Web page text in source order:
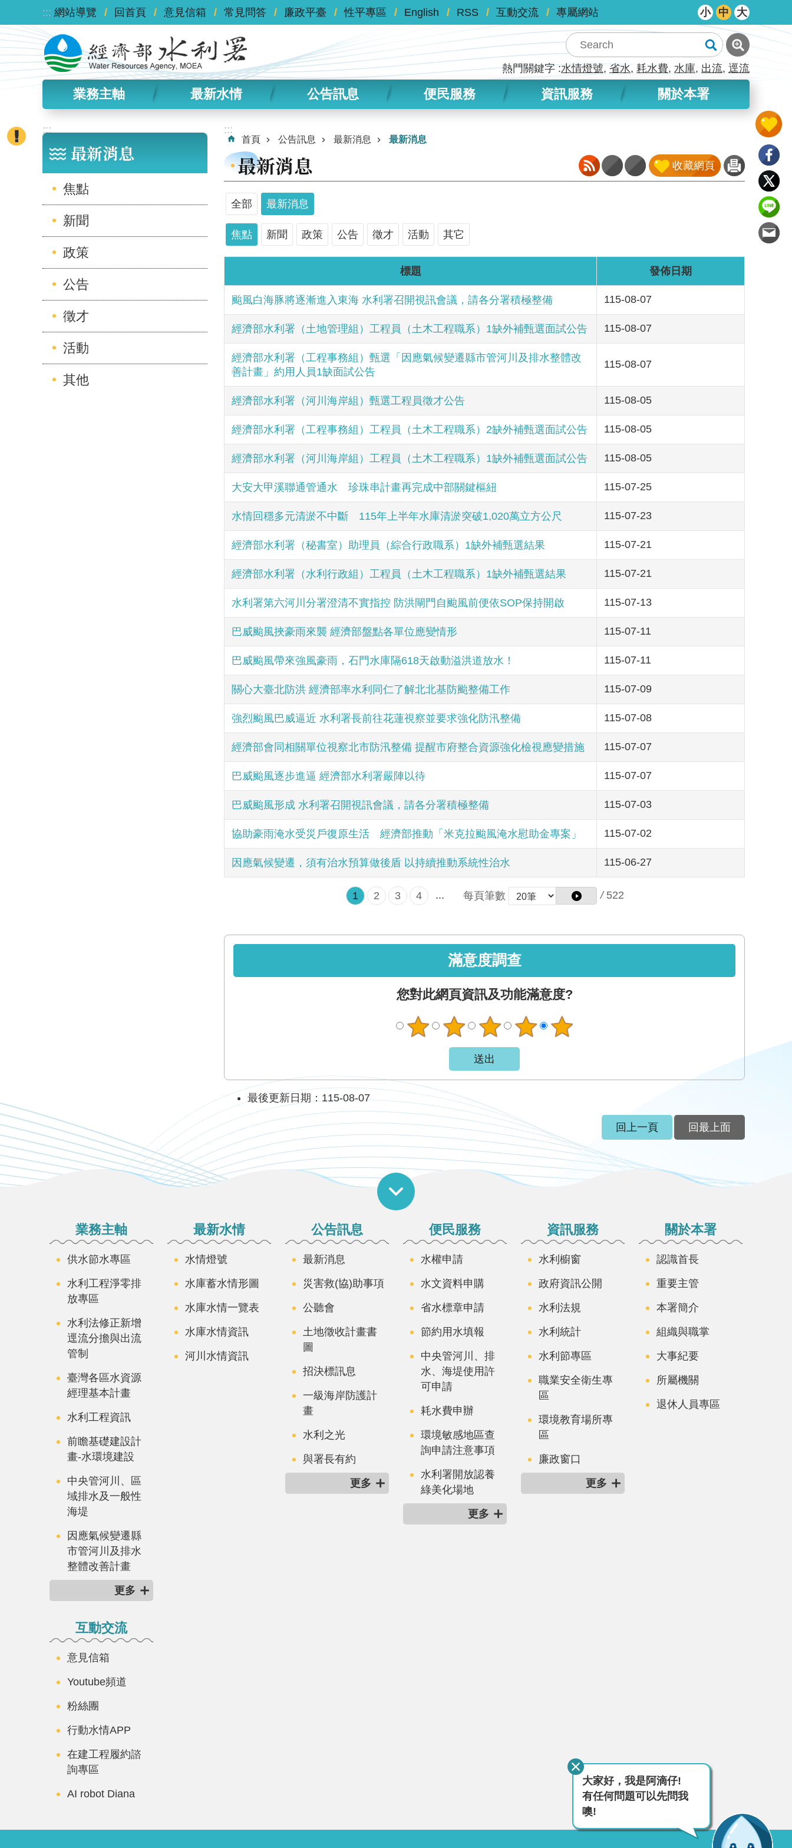
跳到主要內容區塊
::: 網站導覽 回首頁 意見信箱 常見問答 廉政平臺 性平專區 English RSS 互動交流 專屬網站 小 中 大
熱門關鍵字 水情燈號 省水 耗水費 水庫 出流 逕流
業務主軸 最新水情 公告訊息 便民服務 資訊服務 關於本署
:::
最新消息
焦點
新聞
政策
公告
徵才
活動
其他
:::
首頁 公告訊息 最新消息 最新消息
最新消息 收藏網頁
全部 最新消息
焦點 新聞 政策 公告 徵才 活動 其它
標題 發佈日期
颱風白海豚將逐漸進入東海 水利署召開視訊會議，請各分署積極整備 115-08-07
經濟部水利署（土地管理組）工程員（土木工程職系）1缺外補甄選面試公告 115-08-07
經濟部水利署（工程事務組）甄選「因應氣候變遷縣市管河川及排水整體改
善計畫」約用人員1缺面試公告
115-08-07
經濟部水利署（河川海岸組）甄選工程員徵才公告 115-08-05
經濟部水利署（工程事務組）工程員（土木工程職系）2缺外補甄選面試公告 115-08-05
經濟部水利署（河川海岸組）工程員（土木工程職系）1缺外補甄選面試公告 115-08-05
大安大甲溪聯通管通水 珍珠串計畫再完成中部關鍵樞紐 115-07-25
水情回穩多元清淤不中斷 115年上半年水庫清淤突破1,020萬立方公尺 115-07-23
經濟部水利署（秘書室）助理員（綜合行政職系）1缺外補甄選結果 115-07-21
經濟部水利署（水利行政組）工程員（土木工程職系）1缺外補甄選結果 115-07-21
水利署第六河川分署澄清不實指控 防洪閘門自颱風前便依SOP保持開啟 115-07-13
巴威颱風挾豪雨來襲 經濟部盤點各單位應變情形 115-07-11
巴威颱風帶來強風豪雨，石門水庫隔618天啟動溢洪道放水！ 115-07-11
關心大臺北防洪 經濟部率水利同仁了解北北基防颱整備工作 115-07-09
強烈颱風巴威逼近 水利署長前往花蓮視察並要求強化防汛整備 115-07-08
經濟部會同相關單位視察北市防汛整備 提醒市府整合資源強化檢視應變措施 115-07-07
巴威颱風逐步進逼 經濟部水利署嚴陣以待 115-07-07
巴威颱風形成 水利署召開視訊會議，請各分署積極整備 115-07-03
協助豪雨淹水受災戶復原生活 經濟部推動「米克拉颱風淹水慰助金專案」 115-07-02
因應氣候變遷，須有治水預算做後盾 以持續推動系統性治水 115-06-27
1 2 3 4 ... 每頁筆數 / 522
滿意度調查
您對此網頁資訊及功能滿意度?
最後更新日期：115-08-07
回上一頁 回最上面
業務主軸
供水節水專區
水利工程淨零排
放專區
水利法修正新增
逕流分擔與出流
管制
臺灣各區水資源
經理基本計畫
水利工程資訊
前瞻基礎建設計
畫-水環境建設
中央管河川、區
域排水及一般性
海堤
因應氣候變遷縣
市管河川及排水
整體改善計畫
更多
最新水情
水情燈號
水庫蓄水情形圖
水庫水情一覽表
水庫水情資訊
河川水情資訊
公告訊息
最新消息
災害救(協)助事項
公聽會
土地徵收計畫書
圖
招決標訊息
一級海岸防護計
畫
水利之光
與署長有約
更多
便民服務
水權申請
水文資料申購
省水標章申請
節約用水填報
中央管河川、排
水、海堤使用許
可申請
耗水費申辦
環境敏感地區查
詢申請注意事項
水利署開放認養
綠美化場地
更多
資訊服務
水利櫥窗
政府資訊公開
水利法規
水利統計
水利節專區
職業安全衛生專
區
環境教育場所專
區
廉政窗口
更多
關於本署
認識首長
重要主管
本署簡介
組織與職掌
大事紀要
所屬機關
退休人員專區
互動交流
意見信箱
Youtube頻道
粉絲團
行動水情APP
在建工程履約諮
詢專區
AI robot Diana
大家好，我是阿滴仔!
有任何問題可以先問我
噢!